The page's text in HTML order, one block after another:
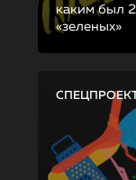
каким был
«зеленых»